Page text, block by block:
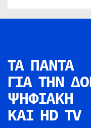
ΤΑ ΠΑΝΤΑ
ΓΙΑ ΤΗΝ
ΨΗΦΙΑΚΗ
ΚΑΙ HD TV